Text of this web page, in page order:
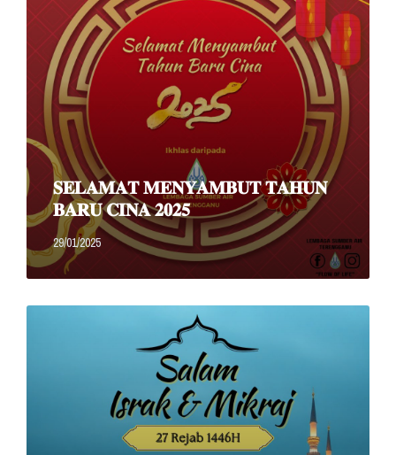
𝐒𝐄𝐋𝐀𝐌𝐀𝐓 𝐌𝐄𝐍𝐘𝐀𝐌𝐁𝐔𝐓 𝐓𝐀𝐇𝐔𝐍
𝐁𝐀𝐑𝐔 𝐂𝐈𝐍𝐀 𝟐𝟎𝟐𝟓
29/01/2025
Read